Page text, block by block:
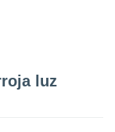
luz